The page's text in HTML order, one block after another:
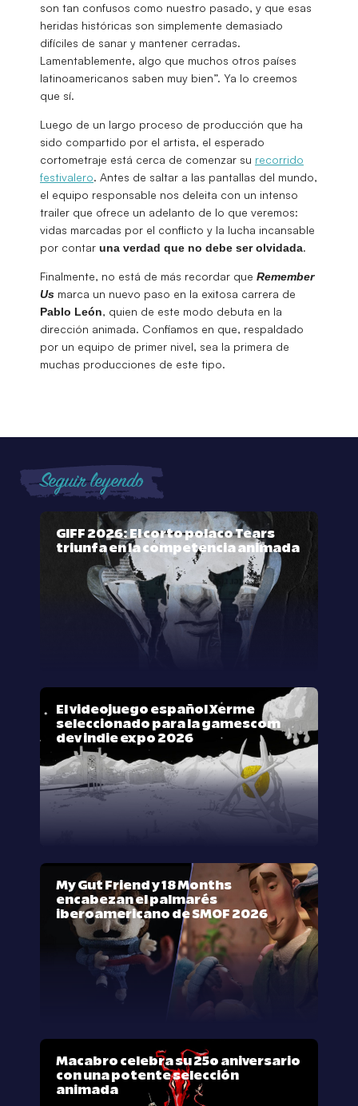
son tan confusos como nuestro pasado, y que esas
heridas históricas son simplemente demasiado
difíciles de sanar y mantener cerradas.
Lamentablemente, algo que muchos otros países
latinoamericanos saben muy bien”. Ya lo creemos
que sí.
Luego de un largo proceso de producción que ha
sido compartido por el artista, el esperado
cortometraje está cerca de comenzar su recorrido
festivalero. Antes de saltar a las pantallas del mundo,
el equipo responsable nos deleita con un intenso
trailer que ofrece un adelanto de lo que veremos:
vidas marcadas por el conflicto y la lucha incansable
por contar una verdad que no debe ser olvidada.
Finalmente, no está de más recordar que Remember
Us marca un nuevo paso en la exitosa carrera de
Pablo León, quien de este modo debuta en la
dirección animada. Confiamos en que, respaldado
por un equipo de primer nivel, sea la primera de
muchas producciones de este tipo.
Seguir leyendo
GIFF 2026: El corto polaco Tears
triunfa en la competencia animada
El videojuego español Xerme
seleccionado para la gamescom
dev indie expo 2026
My Gut Friend y 18 Months
encabezan el palmarés
iberoamericano de SMOF 2026
Macabro celebra su 25º aniversario
con una potente selección
animada